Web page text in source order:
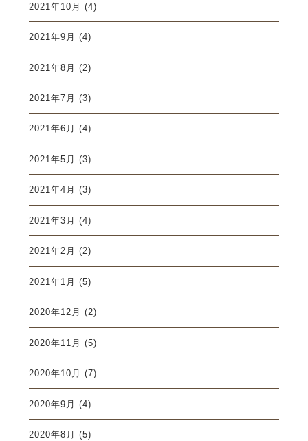
2021年10月 (4)
2021年9月 (4)
2021年8月 (2)
2021年7月 (3)
2021年6月 (4)
2021年5月 (3)
2021年4月 (3)
2021年3月 (4)
2021年2月 (2)
2021年1月 (5)
2020年12月 (2)
2020年11月 (5)
2020年10月 (7)
2020年9月 (4)
2020年8月 (5)